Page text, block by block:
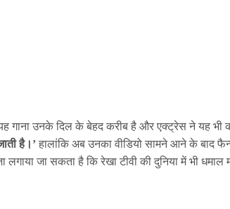
गाना उनके दिल के बेहद करीब है और एक्ट्रेस ने यह भी
है।’हालांकि अब उनका वीडियो सामने आने के बाद
जा सकता है कि रेखा टीवी की दुनिया में भी धमाल